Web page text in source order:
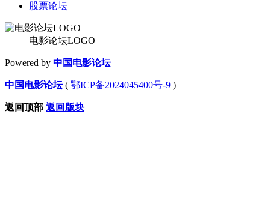
股票论坛
电影论坛LOGO
Powered by 中国电影论坛
中国电影论坛( 鄂ICP备2024045400号-9 )
返回顶部 返回版块